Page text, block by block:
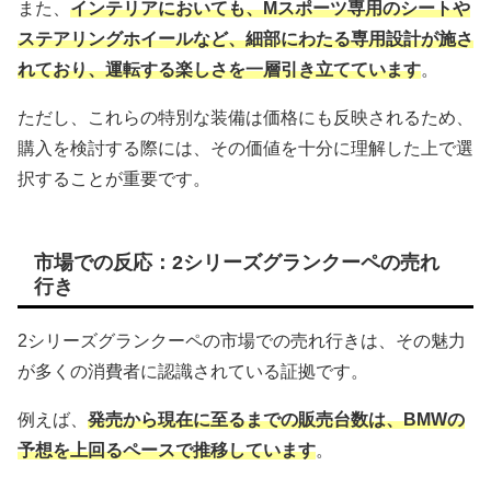
また、 インテリアにおいても、Mスポーツ専用のシートや
ステアリングホイールなど、細部にわたる専用設計が施さ
れており、運転する楽しさを一層引き立てています。
ただし、これらの特別な装備は価格にも反映されるため、
購入を検討する際には、その価値を十分に理解した上で選
択することが重要です。
市場での反応：2シリーズグランクーペの売れ
行き
2シリーズグランクーペの市場での売れ行きは、その魅力
が多くの消費者に認識されている証拠です。
例えば、 発売から現在に至るまでの販売台数は、BMWの
予想を上回るペースで推移しています。